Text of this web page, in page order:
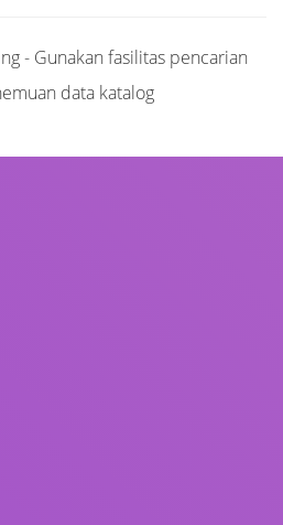
- Gunakan fasilitas pencarian
data katalog